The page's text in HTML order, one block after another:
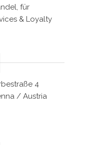
für
& Loyalty
4
/ Austria